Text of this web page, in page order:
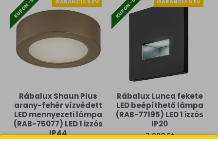
KUPON -5%
Rábalux Shaun Plus
arany-fehér vízvédett
LED mennyezeti lámpa
(RAB-75077) LED 1 izzós
IP44
KUPON -5%
Rábalux Lunca fekete
LED beépíthető lámpa
(RAB-77195) LED 1 izzós
IP20
3,990 Ft